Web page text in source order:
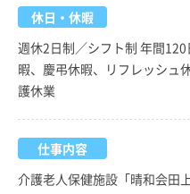
休日・休暇
週休2日制／シフト制 年間
暇、慶弔休暇、リフレッシュ
護休業
仕事内容
介護老人保健施設「晴和会田